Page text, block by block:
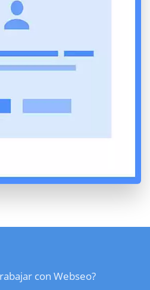
con Webseo?